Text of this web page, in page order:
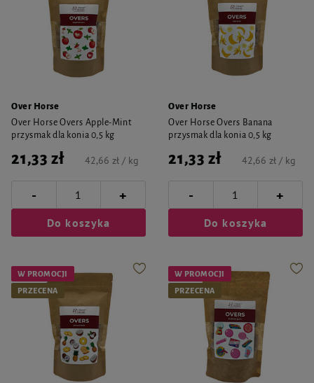
Over Horse
Over Horse Overs Apple-Mint
przysmak dla konia 0,5 kg
21,33 zł 42,66 zł / kg
- +
Do koszyka
Over Horse
Over Horse Overs Banana
przysmak dla konia 0,5 kg
21,33 zł 42,66 zł / kg
- +
Do koszyka
W PROMOCJI
PRZECENA
W PROMOCJI
PRZECENA